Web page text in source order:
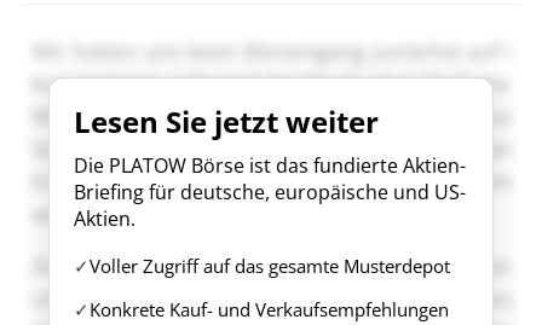
Lesen Sie jetzt weiter
Die PLATOW Börse ist das fundierte Aktien-
Briefing für deutsche, europäische und US-
Aktien.
Voller Zugriff auf das gesamte Musterdepot
Konkrete Kauf- und Verkaufsempfehlungen